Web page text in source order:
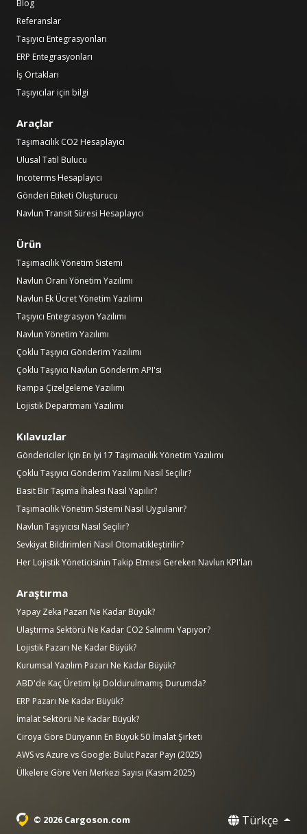
Blog
Referanslar
Taşıyıcı Entegrasyonları
ERP Entegrasyonları
İş Ortakları
Taşıyıcılar için bilgi
Araçlar
Taşımacılık CO2 Hesaplayıcı
Ulusal Tatil Bulucu
Incoterms Hesaplayıcı
Gönderi Etiketi Oluşturucu
Navlun Transit Süresi Hesaplayıcı
Ürün
Taşımacılık Yönetim Sistemi
Navlun Oranı Yönetim Yazılımı
Navlun Ek Ücret Yönetim Yazılımı
Taşıyıcı Entegrasyon Yazılımı
Navlun Yönetim Yazılımı
Çoklu Taşıyıcı Gönderim Yazılımı
Çoklu Taşıyıcı Navlun Gönderim API'si
Rampa Çizelgeleme Yazılımı
Lojistik Departmanı Yazılımı
Kılavuzlar
Göndericiler İçin En İyi 17 Taşımacılık Yönetim Yazılımı
Çoklu Taşıyıcı Gönderim Yazılımı Nasıl Seçilir?
Basit Bir Taşıma İhalesi Nasıl Yapılır?
Taşımacılık Yönetim Sistemi Nasıl Uygulanır?
Navlun Taşıyıcısı Nasıl Seçilir?
Sevkiyat Bildirimleri Nasıl Otomatikleştirilir?
Her Lojistik Yöneticisinin Takip Etmesi Gereken Navlun KPI'ları
Araştırma
Yapay Zeka Pazarı Ne Kadar Büyük?
Ulaştırma Sektörü Ne Kadar CO2 Salınımı Yapıyor?
Lojistik Pazarı Ne Kadar Büyük?
Kurumsal Yazılım Pazarı Ne Kadar Büyük?
ABD'de Kaç Üretim İşi Doldurulmamış Durumda?
ERP Pazarı Ne Kadar Büyük?
İmalat Sektörü Ne Kadar Büyük?
Ciroya Göre Dünyanın En Büyük 50 İmalat Şirketi
AWS vs Azure vs Google: Bulut Pazar Payı (2025)
Ülkelere Göre Veri Merkezi Sayısı (Kasım 2025)
© 2026 Cargoson.com Türkçe